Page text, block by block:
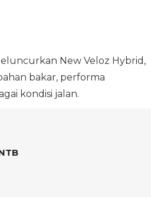
New Veloz Hybrid,
bakar, performa
kondisi jalan.